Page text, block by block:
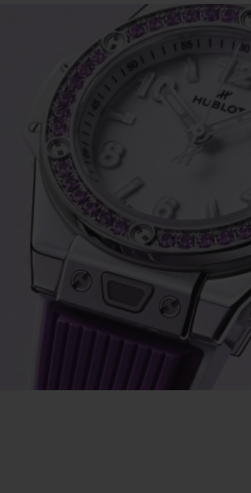
ピーチセラミック
スピリット オブ ビッグ・
配送日数
ブテ